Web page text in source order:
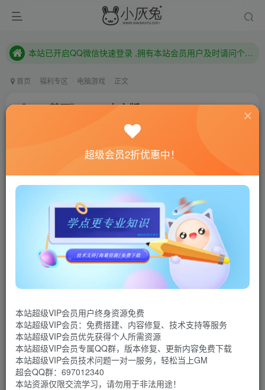
本站已开启QQ微信快速登录 ,拥有本站会员用户及时请问个人中心绑定！
本站已开启QQ微信快速登录 ,拥有本站会员用户及时请问个人中心绑定！
首页 福利专区 电脑游戏 正文
《X4：基石》v5.10中文版
联网教程： 内附教程
单机教程： 内附教程
不懂的话联系客服！！！
X4: 基石，期待已久的，大获成功的X系列的续集把我们
最精妙的宇宙模拟带给大家。以第一视角管理一个帝国或者
探索宇宙。飞遍每种飞船、贸易以及战斗，还有模块化的空
一步。
游戏视频
超级会员2折优惠中！
本站超级VIP会员用户终身资源免费
本站超级VIP会员：免费搭建、内容修复、技术支持等服务
本站超级VIP会员优先获得个人所需资源
本站超级VIP会员专属QQ群，版本修复、更新内容免费下载
本站超级VIP会员技术问题一对一服务，轻松当上GM
超会QQ群：697012340
本站资源仅限交流学习，请勿用于非法用途！